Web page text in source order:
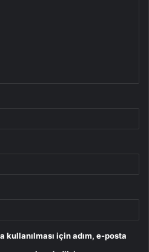
kullanılması için adım, e-posta